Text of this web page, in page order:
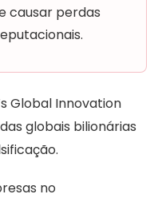
causar perdas
Global Innovation
globais bilionárias
no